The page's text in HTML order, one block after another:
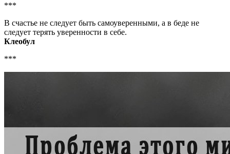
***
В счастье не следует быть самоуверенными, а в беде не
следует терять уверенности в себе.
Клеобул
***